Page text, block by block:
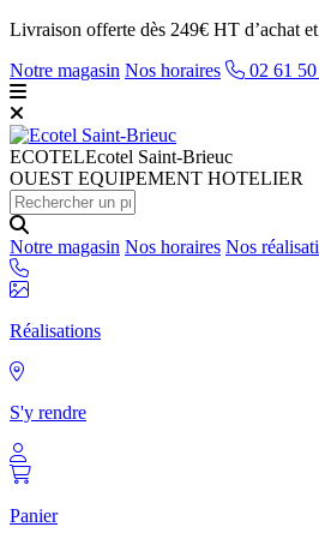
Livraison offerte dès 249€ HT d’achat
Notre magasin Nos horaires 02 61
ECOTELEcotel Saint-Brieuc
OUEST EQUIPEMENT HOTELIER
Notre magasin Nos horaires Nos
Réalisations
S'y rendre
Panier